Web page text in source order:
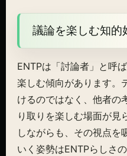
議論を楽しむ知的
ENTPは「討論者」と呼
楽しむ傾向があります。
けるのではなく、他者の
り取りを楽しむ場面が見
しながらも、その視点を
いく姿勢はENTPらしさの